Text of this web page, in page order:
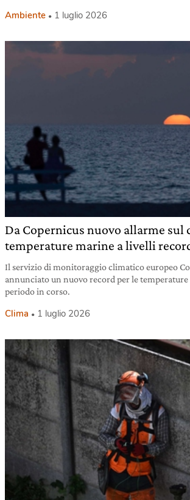
Ambiente 1 luglio 2026
Da Copernicus nuovo allarme sul
temperature marine a livelli
Il servizio di monitoraggio climatico europeo
annunciato un nuovo record per le
periodo in corso.
Clima 1 luglio 2026